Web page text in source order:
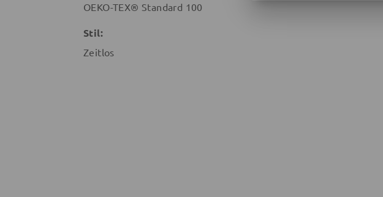
OEKO-TEX® Standard 100
Stil:
Zeitlos